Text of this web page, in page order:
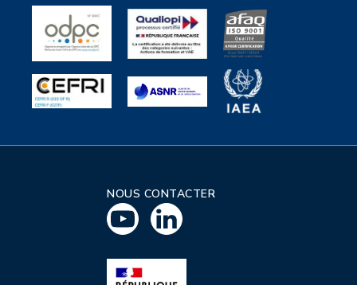
NOUS CONTACTER